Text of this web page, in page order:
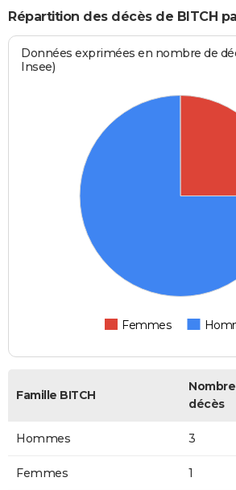
Répartition des décès de BITCH
Données exprimées en nombre de
Insee)
Femmes
Famille BITCH
décès
Hommes 3
Femmes 1